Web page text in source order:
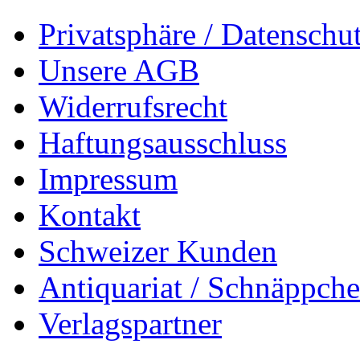
Privatsphäre /
Unsere AGB
Widerrufsrecht
Haftungsausschluss
Impressum
Kontakt
Schweizer Kunden
Antiquariat /
Verlagspartner